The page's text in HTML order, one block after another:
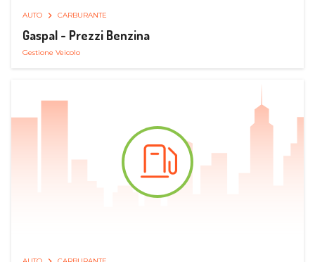
AUTO CARBURANTE
Gaspal - Prezzi Benzina
Gestione Veicolo